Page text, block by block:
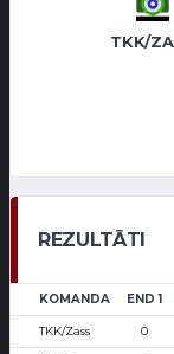
TKK/
REZULTĀTI
KOMANDA END 1
TKK/Zass 0